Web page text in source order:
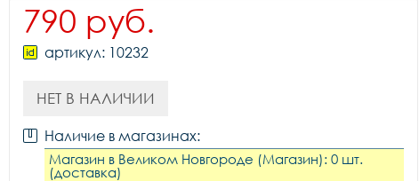
790 руб.
артикул: 10232
НЕТ В НАЛИЧИИ
Наличие в магазинах:
Магазин в Великом Новгороде (Магазин): 0 шт.
(доставка)